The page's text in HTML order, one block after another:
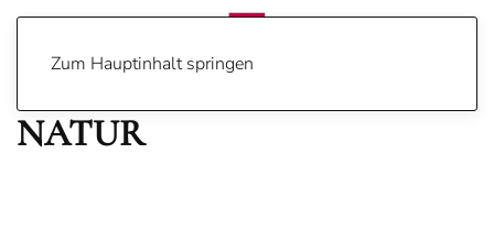
Zum Hauptinhalt springen
NATUR